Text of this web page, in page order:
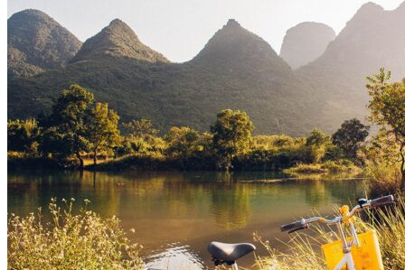
Comment communiquer depuis la Chine ?
Maîtrisez les mots essentiels
Transports en Chine
Vols directs vers la Chine
Voyager en train
Voyager en Chine avec votre drone
Vaccins pour votre voyage en Chine
Mal des montagnes
Demande d’info
09 83 07 44 60